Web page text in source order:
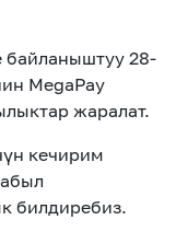
SIM жеткирүү
MEGAда иште
байланыштуу 28-
MegaPay
жаралат.
кечирим
билдиребиз.